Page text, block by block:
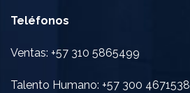
Teléfonos
Ventas: +57 310 5865499
Talento Humano: +57 300 4671538